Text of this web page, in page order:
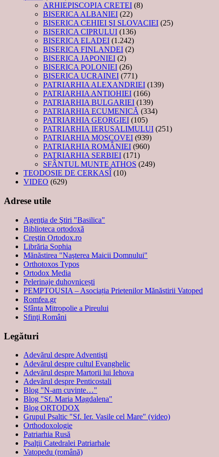
ARHIEPISCOPIA CRETEI (8)
BISERICA ALBANIEI (22)
BISERICA CEHIEI ŞI SLOVACIEI (25)
BISERICA CIPRULUI (136)
BISERICA ELADEI (1.242)
BISERICA FINLANDEI (2)
BISERICA JAPONIEI (2)
BISERICA POLONIEI (26)
BISERICA UCRAINEI (771)
PATRIARHIA ALEXANDRIEI (139)
PATRIARHIA ANTIOHIEI (166)
PATRIARHIA BULGARIEI (139)
PATRIARHIA ECUMENICĂ (334)
PATRIARHIA GEORGIEI (105)
PATRIARHIA IERUSALIMULUI (251)
PATRIARHIA MOSCOVEI (939)
PATRIARHIA ROMÂNIEI (960)
PATRIARHIA SERBIEI (171)
SFÂNTUL MUNTE ATHOS (249)
TEODOSIE DE CERKASÎ (10)
VIDEO (629)
Adrese utile
Agenţia de Ştiri "Basilica"
Biblioteca ortodoxă
Creştin Ortodox.ro
Librăria Sophia
Mănăstirea "Naşterea Maicii Domnului"
Orthotoxos Typos
Ortodox Media
Pelerinaje duhovnicești
PEMPTOUSIA – Asociația Prietenilor Mănăstirii Vatoped
Romfea.gr
Sfânta Mitropolie a Pireului
Sfinţi Români
Legături
Adevărul despre Adventişti
Adevărul despre cultul Evanghelic
Adevărul despre Martorii lui Iehova
Adevărul despre Penticostali
Blog "N-am cuvinte…"
Blog "Sf. Maria Magdalena"
Blog ORTODOX
Grupul Psaltic "Sf. Ier. Vasile cel Mare" (video)
Orthodoxologie
Patriarhia Rusă
Psalţii Catedralei Patriarhale
Vatopedu (română)